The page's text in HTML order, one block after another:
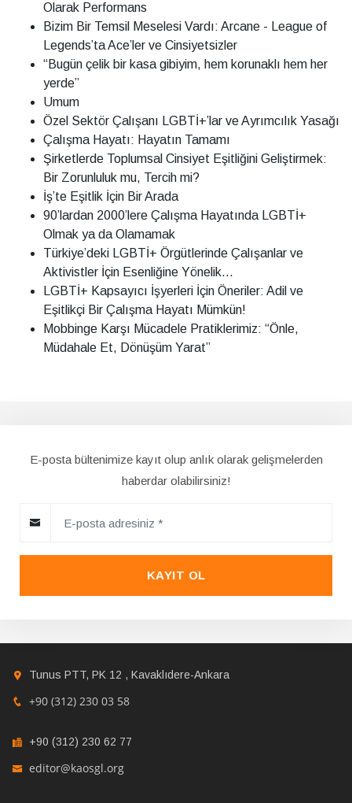
Olarak Performans
Bizim Bir Temsil Meselesi Vardı: Arcane - League of
Legends’ta Ace’ler ve Cinsiyetsizler
“Bugün çelik bir kasa gibiyim, hem korunaklı hem her
yerde”
Umum
Özel Sektör Çalışanı LGBTİ+’lar ve Ayrımcılık Yasağı
Çalışma Hayatı: Hayatın Tamamı
Şirketlerde Toplumsal Cinsiyet Eşitliğini Geliştirmek:
Bir Zorunluluk mu, Tercih mi?
İş’te Eşitlik İçin Bir Arada
90’lardan 2000’lere Çalışma Hayatında LGBTİ+
Olmak ya da Olamamak
Türkiye’deki LGBTİ+ Örgütlerinde Çalışanlar ve
Aktivistler İçin Esenliğine Yönelik...
LGBTİ+ Kapsayıcı İşyerleri İçin Öneriler: Adil ve
Eşitlikçi Bir Çalışma Hayatı Mümkün!
Mobbinge Karşı Mücadele Pratiklerimiz: “Önle,
Müdahale Et, Dönüşüm Yarat”
E-posta bültenimize kayıt olup anlık olarak gelişmelerden
haberdar olabilirsiniz!
KAYIT OL
Tunus PTT, PK 12 , Kavaklıdere-Ankara
+90 (312) 230 03 58
+90 (312) 230 62 77
editor@kaosgl.org